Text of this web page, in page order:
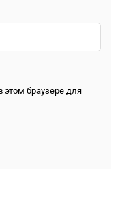
этом браузере для